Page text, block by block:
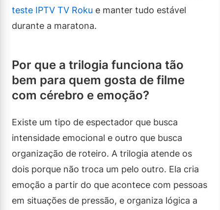
teste IPTV TV Roku e manter tudo estável
durante a maratona.
Por que a trilogia funciona tão
bem para quem gosta de filme
com cérebro e emoção?
Existe um tipo de espectador que busca
intensidade emocional e outro que busca
organização de roteiro. A trilogia atende os
dois porque não troca um pelo outro. Ela cria
emoção a partir do que acontece com pessoas
em situações de pressão, e organiza lógica a